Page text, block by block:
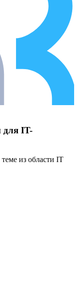
IT-
из области IT